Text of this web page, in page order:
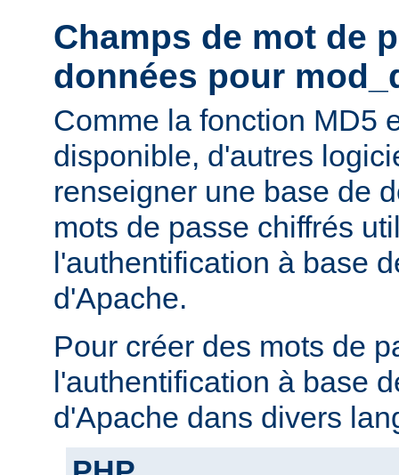
Champs de mot de
données pour
Comme la fonction MD5
disponible, d'autres
renseigner une base de
mots de passe chiffrés
l'authentification à base
d'Apache.
Pour créer des mots de
l'authentification à base
d'Apache dans divers